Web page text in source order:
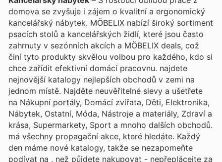
domova se zvyšuje i zájem o kvalitní a ergonomický
kancelářský nábytek. MÖBELIX nabízí široký sortiment
psacích stolů a kancelářských židlí, které jsou často
zahrnuty v sezónních akcích a MÖBELIX deals, což
činí tyto produkty skvělou volbou pro každého, kdo si
chce zařídit efektivní domácí pracovnu. najdete
nejnovější katalogy nejlepších obchodů v zemi na
jednom místě. Najděte neuvěřitelné slevy a ušetřete
na Nákupní portály, Domácí zvířata, Děti, Elektronika,
Nábytek, Ostatní, Móda, Nástroje a materiály, Zdraví a
krása, Supermarkety, Sport a mnoho dalších obchodů.
má všechny propagační akce, které hledáte. Každý
den máme nové katalogy, takže se nezapomeňte
podívat na , než půjdete nakupovat - nepřeplácejte za